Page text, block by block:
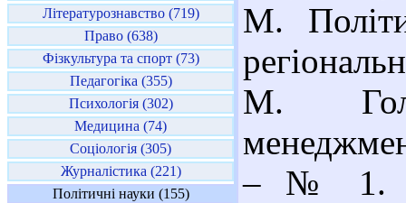
Літературознавство (719)
Право (638)
Фізкультура та спорт (73)
Педагогіка (355)
Психологія (302)
Медицина (74)
Соціологія (305)
Журналістика (221)
Політичні науки (155)
М.
М.
– № 1. –